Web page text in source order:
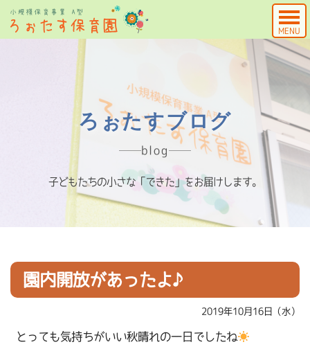
MENU
ろぉたすブログ
blog
子どもたちの小さな「できた」をお届けします。
園内開放があったよ♪
2019年10月16日（水）
とっても気持ちがいい秋晴れの一日でしたね